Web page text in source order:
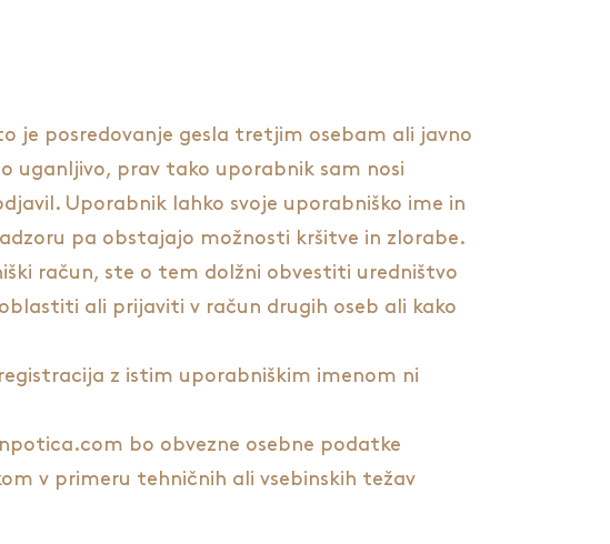
je posredovanje gesla tretjim osebam ali javno
uganljivo, prav tako uporabnik sam nosi
Uporabnik lahko svoje uporabniško ime in
pa obstajajo možnosti kršitve in zlorabe.
račun, ste o tem dolžni obvestiti uredništvo
ali prijaviti v račun drugih oseb ali kako
z istim uporabniškim imenom ni
bo obvezne osebne podatke
v primeru tehničnih ali vsebinskih težav